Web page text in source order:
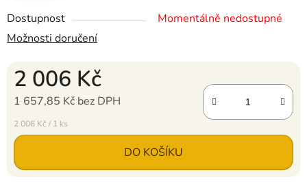
Dostupnost
Momentálně nedostupné
Možnosti doručení
2 006 Kč
1 657,85 Kč bez DPH
Měrná cena:
2 006 Kč / 1 ks
DO KOŠÍKU